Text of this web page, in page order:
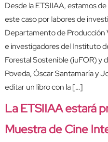
Desde la ETSIIAA, estamos
este caso por labores de
Departamento de Producción
e investigadores del Instituto
Forestal Sostenible (iuFOR) y
Poveda, Óscar Santamaría y
editar un libro con la […]
La ETSIIAA estará
Muestra de Cine